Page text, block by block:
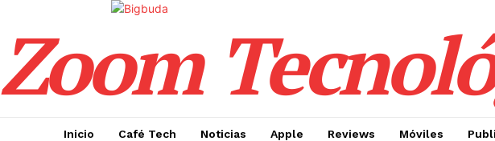
Zoom
Inicio Café Tech Noticias Apple Reviews Móviles